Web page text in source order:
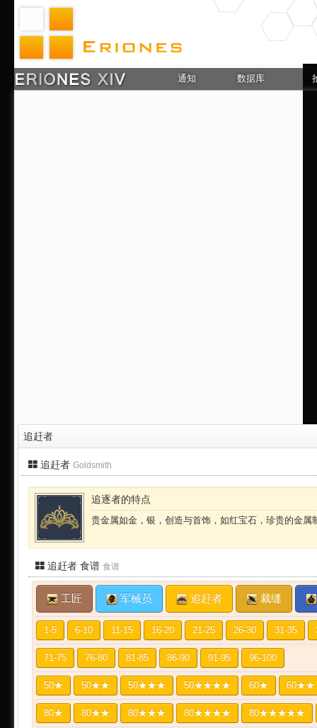
通知 数据库
追赶者
追赶者 Goldsmith
追逐者的特点
贵金属如金，银，创造与首饰，如红宝石，珍贵的金属
追赶者 食谱 食谱
工匠 军械员 追赶者 裁缝
1-5 6-10 11-15 16-20 21-25 26-30 31-35
71-75 76-80 81-85 86-90 91-95 96-100
50★ 50★★ 50★★★ 50★★★★ 60★ 60★★
80★ 80★★ 80★★★ 80★★★★ 80★★★★★